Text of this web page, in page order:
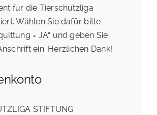
für die Tierschutzliga
Wählen Sie dafür bitte
= JA“ und geben Sie
ein. Herzlichen Dank!
STIFTUNG